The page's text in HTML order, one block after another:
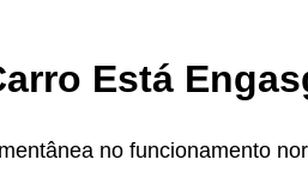
Está
no funcionamento